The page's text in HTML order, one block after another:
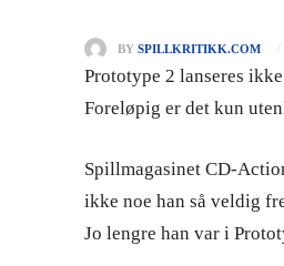
BY SPILLKRITIKK.COM
Prototype 2 lanseres
Foreløpig er det kun
Spillmagasinet CD-
ikke noe han så veldig
Jo lengre han var i